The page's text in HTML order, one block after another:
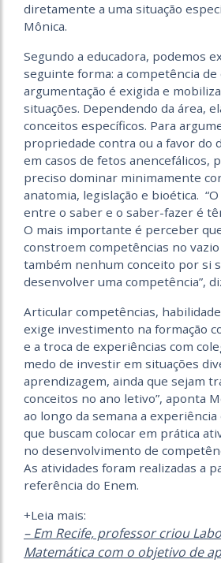
diretamente a uma situação
Mônica.
Segundo a educadora, podemos
seguinte forma: a competência
argumentação é exigida e
situações. Dependendo da área,
conceitos específicos. Para
propriedade contra ou a favor do
em casos de fetos anencefálicos,
preciso dominar minimamente
anatomia, legislação e bioética.
entre o saber e o saber-fazer é
O mais importante é perceber
constroem competências no
também nenhum conceito por si
desenvolver uma competência”,
Articular competências,
exige investimento na formação
e a troca de experiências com
medo de investir em situações
aprendizagem, ainda que sejam
conceitos no ano letivo”, aponta
ao longo da semana a
que buscam colocar em prática
no desenvolvimento de
As atividades foram realizadas a
referência do Enem.
+Leia mais:
– Em Recife, professor criou
Matemática com o objetivo de